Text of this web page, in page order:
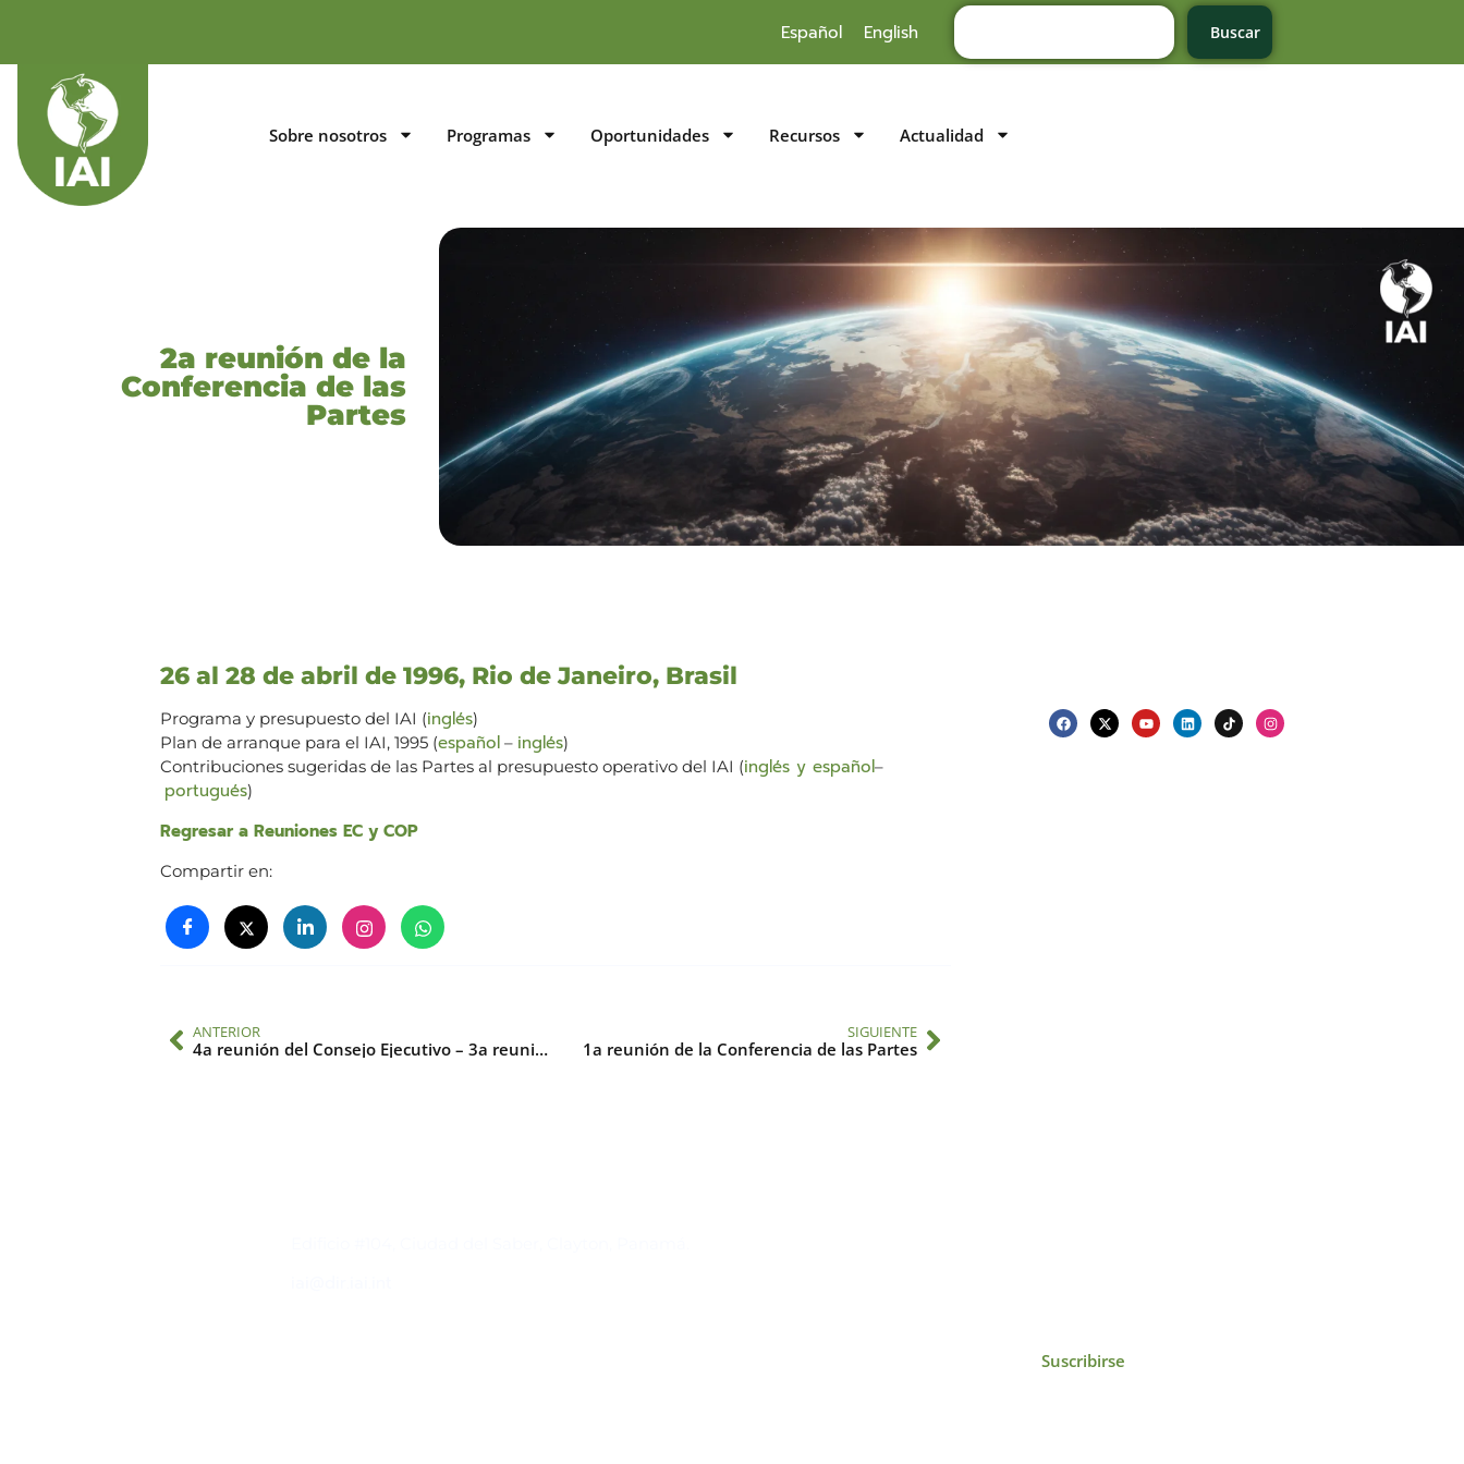
Español English Buscar
Sobre nosotros Programas Oportunidades Recursos Actualidad
2a reunión de la
Conferencia de las
Partes
26 al 28 de abril de 1996, Rio de Janeiro, Brasil
Programa y presupuesto del IAI (inglés)
Plan de arranque para el IAI, 1995 (español – inglés)
Contribuciones sugeridas de las Partes al presupuesto operativo del IAI (inglés y español–
portugués)
Regresar a Reuniones EC y COP
Compartir en:
ANTERIOR
4a reunión del Consejo Ejecutivo – 3a reunión de la Conferencia de las Partes
SIGUIENTE
1a reunión de la Conferencia de las Partes
Suscribirse